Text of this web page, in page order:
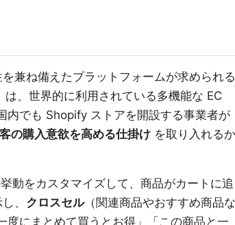
兼ね備えたプラットフォームが求められる
は、世界的に利用されている多機能な EC
内でも Shopify ストアを開設する事業者が
の購入意欲を高める仕掛け を取り入れるか
動をカスタマイズして、商品がカートに追
、 クロスセル（関連商品やおすすめ商品な
度にまとめて買うとお得」「この商品と一